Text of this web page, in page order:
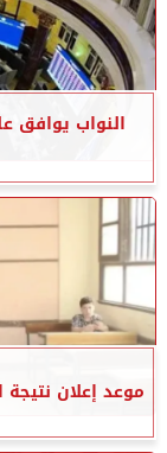
النواب يوافق
موعد إعلان نتيجة